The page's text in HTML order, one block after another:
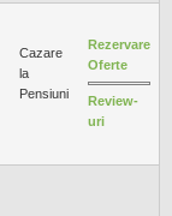
Cazare
la
Pensiuni
Rezervare
Oferte
Review-
uri